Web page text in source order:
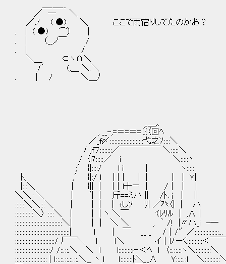
／ ― ＼
／ノ ( ●) ＼ ここで雨宿りしてたのかお？
. ｜ ( ●) ⌒） |
. ｜ （__ノ￣ /
. ｜ /
＼＿ ⊂ヽ∩＼
/´ (,＿ ＼.＼
. | / ＼＿ﾉ
_＿,、
, __-,=＝=＝=〔{〈回ﾍ
／_f〆::::::::::::::::::::::弋之ｿ::::＼
/ ｊf７::::::::／￣￣￣￣￣ ＼:::::＼
/ {i7:::::／ i ＼:::::ヽ
;′ {|::::/ l i | ヽ:::::
ﾄ、 ,′ {|:/ ｌ | |｜ | | | | Ｙ|
|:::＼ ｜ {|| | |｜l十￢ | /｜ | |
＼＼:::＼ | ﾞ| | 斤==ミハ || /ﾄ､ｊ | ||
::::::＼＼:::＼. | | | | tしｿ ﾘ| ／癶〈| |
::::::::::::＼〉 ::::＼ | ｜ | ヽ ＼￣ '(ﾚﾘﾙ | ,∧｜
:::::::::::::::::::::::::::::::＼| ｜｜ ＼ ＼ , ｀ /! |〃ハ_i -
::::::::::::::::::::::::::::::::::::| ｌ | ￣ __ _ /｜/″／
::::::::::::::::::::::::::/ 厂￣＼ ｌ ｌ＼ イ｜l/ーく::::::::::＜￣￣
:::::::::::::::::::::::/ /::.::.＼ ＼ l l:::::::::r‐＜ﾍ ｌ 〈::.::.::ヽ＼::::::::::＼
::::::::::::::::::::: | ｌ::.::.::.::.::.＼__ ヽ ｌ ｌ::::::::ﾄ＼__∧ Ｙ::.::.:ｌ ＼::::::::::